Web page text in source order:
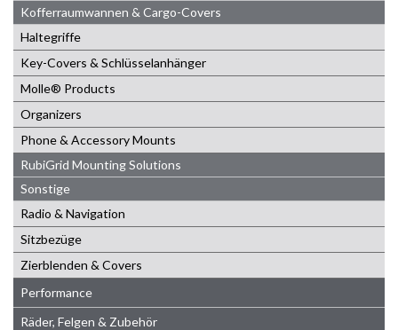
Kofferraumwannen & Cargo-Covers
Haltegriffe
Key-Covers & Schlüsselanhänger
Molle® Products
Organizers
Phone & Accessory Mounts
RubiGrid Mounting Solutions
Sonstige
Radio & Navigation
Sitzbezüge
Zierblenden & Covers
Performance
Räder, Felgen & Zubehör